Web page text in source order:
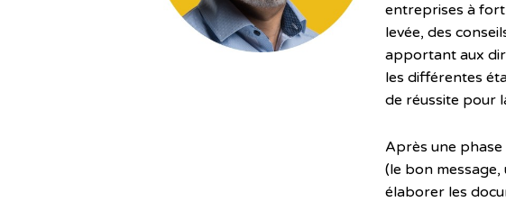
entreprises à
levée, des
apportant aux
les différentes
de réussite pour
Après une phase
(le bon
élaborer les